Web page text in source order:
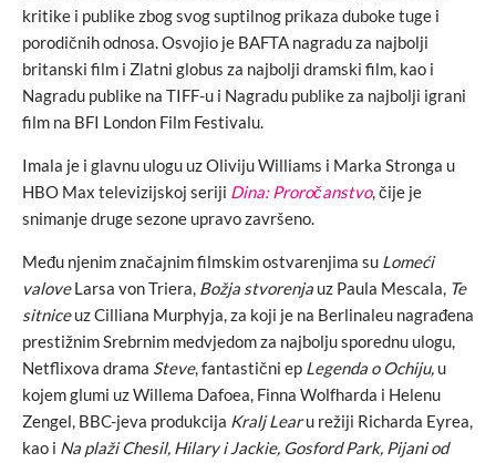
kritike i publike zbog svog suptilnog prikaza duboke tuge i
porodičnih odnosa. Osvojio je BAFTA nagradu za najbolji
britanski film i Zlatni globus za najbolji dramski film, kao i
Nagradu publike na TIFF-u i Nagradu publike za najbolji igrani
film na BFI London Film Festivalu.
Imala je i glavnu ulogu uz Oliviju Williams i Marka Stronga u
HBO Max televizijskoj seriji Dina: Proročanstvo, čije je
snimanje druge sezone upravo završeno.
Među njenim značajnim filmskim ostvarenjima su Lomeći
valoveLarsa von Triera, Božja stvorenja uz Paula Mescala, Te
sitniceuz Cilliana Murphyja, za koji je na Berlinaleu nagrađena
prestižnim Srebrnim medvjedom za najbolju sporednu ulogu,
Netflixova drama Steve, fantastični ep Legenda o Ochiju, u
kojem glumi uz Willema Dafoea, Finna Wolfharda i Helenu
Zengel, BBC-jeva produkcija Kralj Learu režiji Richarda Eyrea,
kao i Na plaži Chesil, Hilary i Jackie, Gosford Park, Pijani od